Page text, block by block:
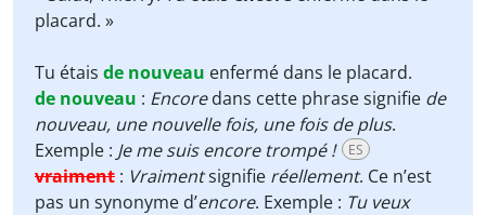
placard. »
Tu étais de nouveau enfermé dans le placard.
de nouveau : Encoredans cette phrase signifie de
nouveau, une nouvelle fois, une fois de plus.
Exemple : Je me suis encore trompé ! ES
vraiment : Vraimentsignifie réellement. Ce n’est
pas un synonyme d’encore. Exemple : Tu veux